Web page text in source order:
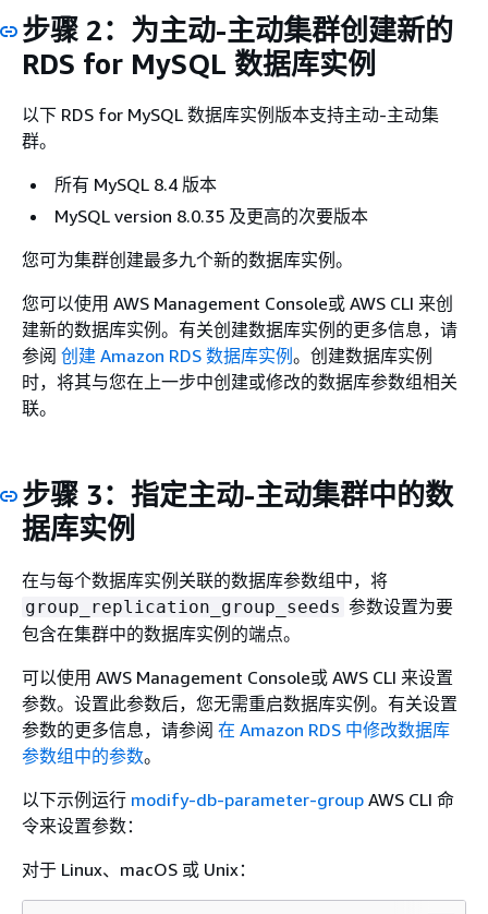
步骤 2：为主动-主动集群创建新的
RDS for MySQL 数据库实例
以下 RDS for MySQL 数据库实例版本支持主动-主动集
群。
所有 MySQL 8.4 版本
MySQL version 8.0.35 及更高的次要版本
您可为集群创建最多九个新的数据库实例。
您可以使用 AWS Management Console或 AWS CLI 来创
建新的数据库实例。有关创建数据库实例的更多信息，请
参阅 创建 Amazon RDS 数据库实例 。创建数据库实例
时，将其与您在上一步中创建或修改的数据库参数组相关
联。
步骤 3：指定主动-主动集群中的数
据库实例
在与每个数据库实例关联的数据库参数组中，将
group_replication_group_seeds 参数设置为要
包含在集群中的数据库实例的端点。
可以使用 AWS Management Console或 AWS CLI 来设置
参数。设置此参数后，您无需重启数据库实例。有关设置
参数的更多信息，请参阅 在 Amazon RDS 中修改数据库
参数组中的参数。
以下示例运行 modify-db-parameter-group AWS CLI 命
令来设置参数：
对于 Linux、macOS 或 Unix：